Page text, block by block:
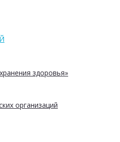
здоровья»
организаций